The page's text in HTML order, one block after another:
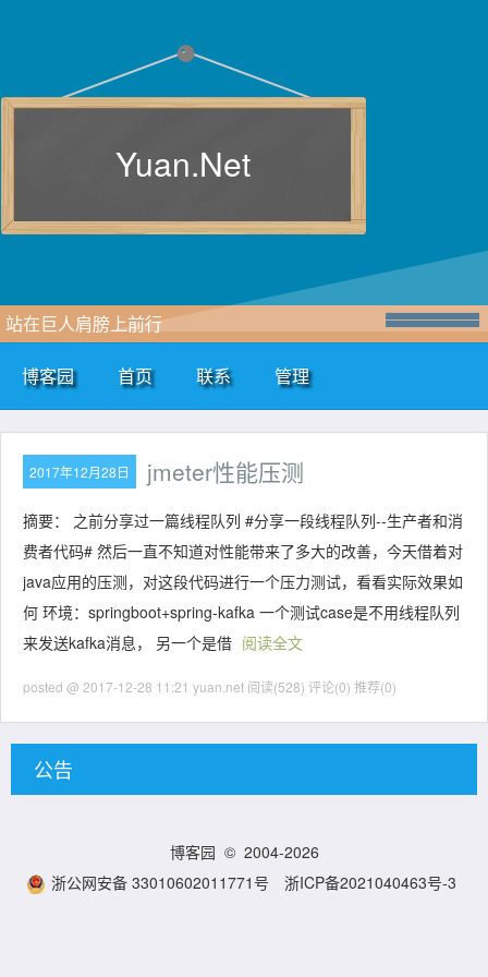
Yuan.Net
站在巨人肩膀上前行
博客园 首页 联系 管理
2017年12月28日 jmeter性能压测
摘要： 之前分享过一篇线程队列 #分享一段线程队列--生产者和消
费者代码# 然后一直不知道对性能带来了多大的改善，今天借着对
java应用的压测，对这段代码进行一个压力测试，看看实际效果如
何 环境：springboot+spring-kafka 一个测试case是不用线程队列
来发送kafka消息， 另一个是借 阅读全文
posted @ 2017-12-28 11:21 yuan.net 阅读(528) 评论(0) 推荐(0)
公告
博客园 © 2004-2026
浙公网安备 33010602011771号
浙ICP备2021040463号-3